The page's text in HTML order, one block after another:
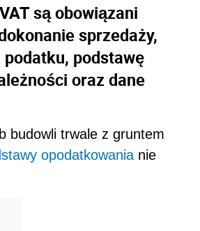
są obowiązani
sprzedaży,
podstawę
oraz dane
budowli trwale z gruntem
opodatkowania nie